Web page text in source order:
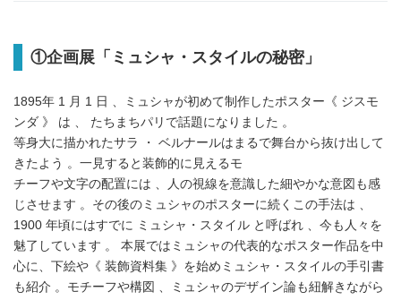
①企画展「ミュシャ・スタイルの秘密」
1895年 1 月 1 日 、ミュシャが初めて制作したポスター《 ジスモ
ンダ 》 は 、 たちまちパリで話題になりました 。
等身大に描かれたサラ ・ ベルナールはまるで舞台から抜け出して
きたよう 。一見すると装飾的に見えるモ
チーフや文字の配置には 、人の視線を意識した細やかな意図も感
じさせます 。その後のミュシャのポスターに続くこの手法は 、
1900 年頃にはすでに ミュシャ・スタイル と呼ばれ 、今も人々を
魅了しています 。 本展ではミュシャの代表的なポスター作品を中
心に、下絵や《 装飾資料集 》を始めミュシャ・スタイルの手引書
も紹介 。モチーフや構図 、ミュシャのデザイン論も紐解きながら